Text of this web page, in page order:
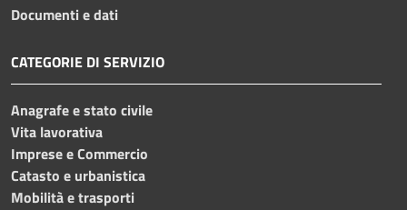
Documenti e dati
CATEGORIE DI SERVIZIO
Anagrafe e stato civile
Vita lavorativa
Imprese e Commercio
Catasto e urbanistica
Mobilità e trasporti